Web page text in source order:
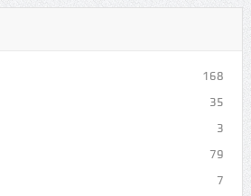
168
35
3
79
7